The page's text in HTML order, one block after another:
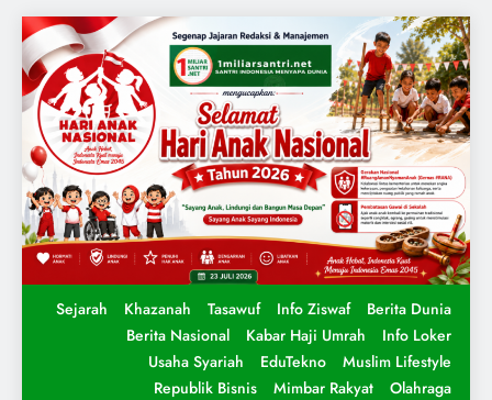
Sejarah Khazanah Tasawuf Info Ziswaf
Berita Dunia
Berita Nasional
Kabar Haji Umrah
Info Loker
Usaha Syariah
EduTekno
Muslim Lifestyle
Republik Bisnis
Mimbar Rakyat
Olahraga